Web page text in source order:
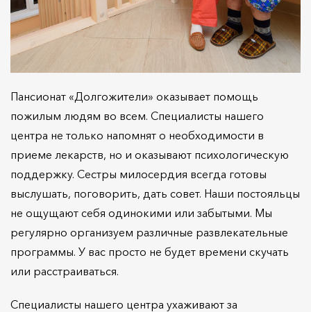
Пансионат «Долгожители» оказывает помощь
пожилым людям во всем. Специалисты нашего
центра не только напомнят о необходимости в
приеме лекарств, но и оказывают психологическую
поддержку. Сестры милосердия всегда готовы
выслушать, поговорить, дать совет. Наши постояльцы
не ощущают себя одинокими или забытыми. Мы
регулярно организуем различные развлекательные
программы. У вас просто не будет времени скучать
или расстраиваться.
Специалисты нашего центра ухаживают за